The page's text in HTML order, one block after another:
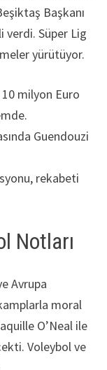
Başkanı
verdi. Süper Lig
yürütüyor.
milyon Euro
Guendouzi
rekabeti
Notları
Avrupa
moral
O’Neal ile
Voleybol ve